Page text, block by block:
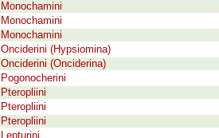
Monochamini
Monochamini
Monochamini
Onciderini (Hypsiomina)
Onciderini (Onciderina)
Pogonocherini
Pteropliini
Pteropliini
Pteropliini
Lepturini